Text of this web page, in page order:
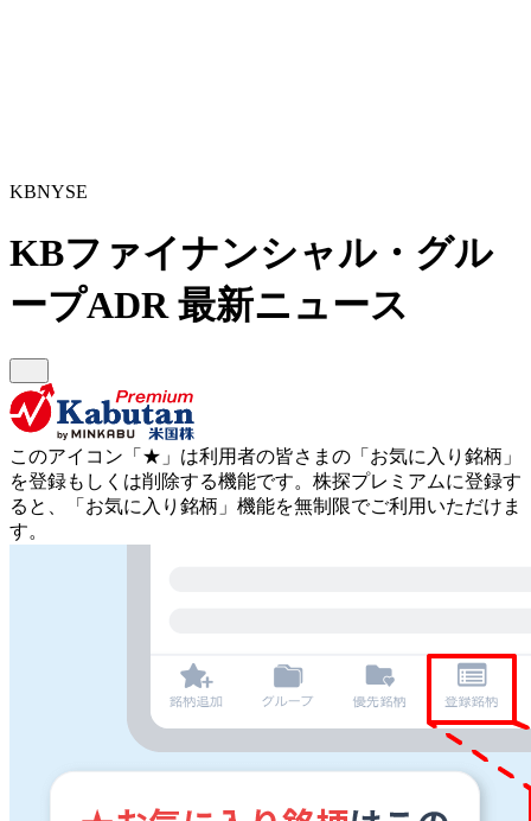
KBNYSE
KBファイナンシャル・グル
ープADR最新ニュース
このアイコン 「★」 は利用者の皆さまの 「お気に入り銘柄」
を登録もしくは削除する機能です。 株探プレミアムに登録す
ると、「お気に入り銘柄」機能を無制限でご利用いただけま
す。